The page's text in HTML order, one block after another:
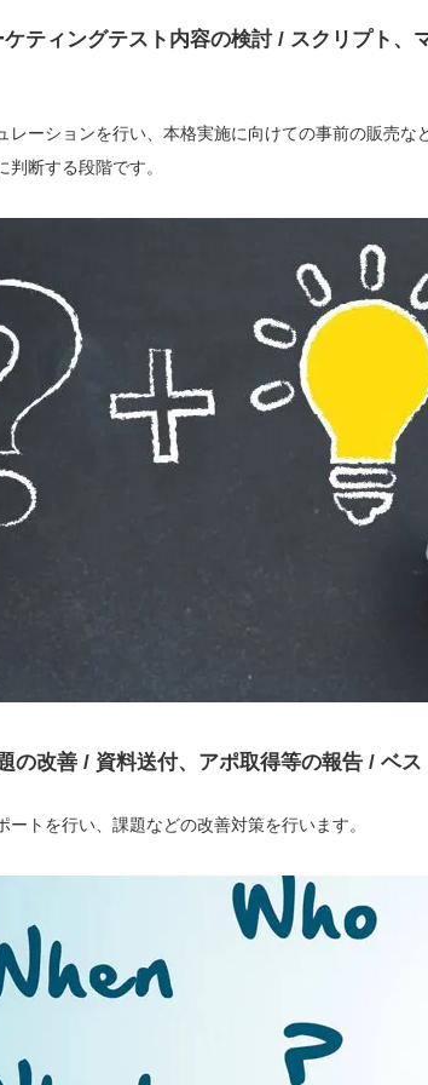
ケティングテスト内容の検討 / スクリプト
レーションを行い、本格実施に向けての事前の販売
判断する段階です。
の改善 / 資料送付、アポ取得等の報告 / ベ
ートを行い、課題などの改善対策を行います。